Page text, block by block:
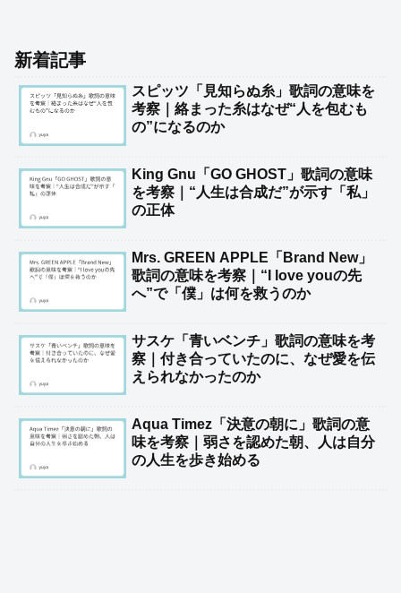
新着記事
スピッツ「見知らぬ糸」歌詞の意味を
考察｜絡まった糸はなぜ“人を包むも
の”になるのか
King Gnu「GO GHOST」歌詞の意味
を考察｜“人生は合成だ”が示す「私」
の正体
Mrs. GREEN APPLE「Brand New」
歌詞の意味を考察｜“I love youの先
へ”で「僕」は何を救うのか
サスケ「青いベンチ」歌詞の意味を考
察｜付き合っていたのに、なぜ愛を伝
えられなかったのか
Aqua Timez「決意の朝に」歌詞の意
味を考察｜弱さを認めた朝、人は自分
の人生を歩き始める